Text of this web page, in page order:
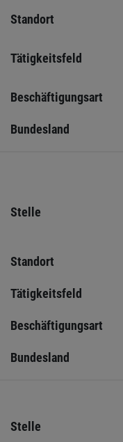
Standort
Tätigkeitsfeld
Beschäftigungsart
Bundesland
Stelle
Standort
Tätigkeitsfeld
Beschäftigungsart
Bundesland
Stelle